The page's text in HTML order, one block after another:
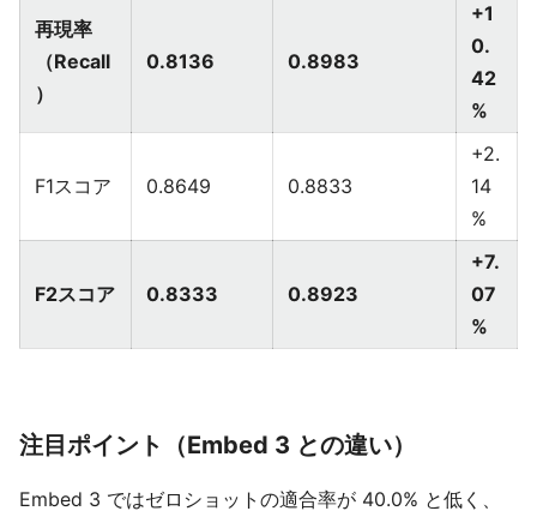
再現率
（Recall
）
0.8136 0.8983
+1
0.
42
%
F1スコア 0.8649 0.8833
+2.
14
%
F2スコア 0.8333 0.8923
+7.
07
%
注目ポイント（Embed 3 との違い）
Embed 3 ではゼロショットの適合率が 40.0% と低く、